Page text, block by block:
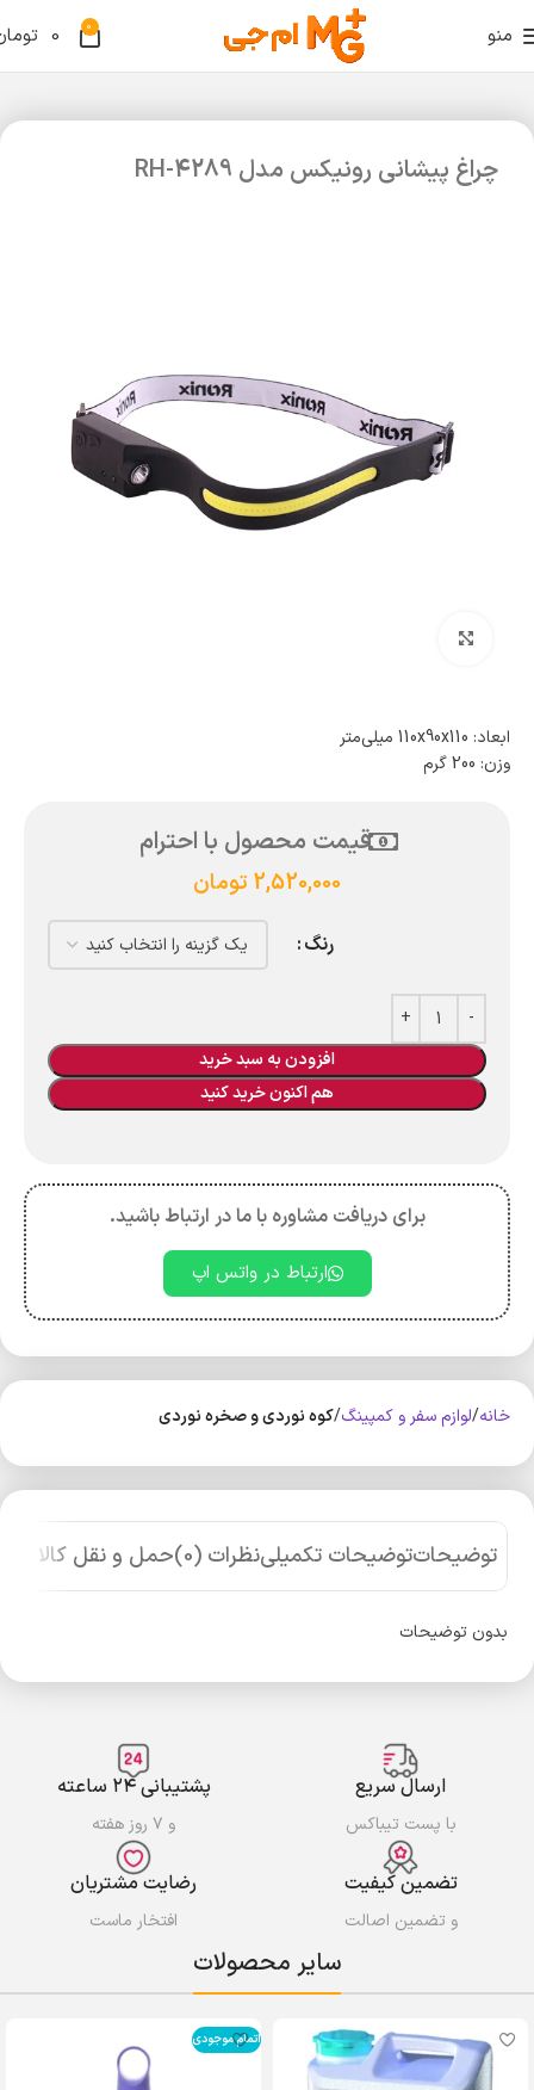
منو 0
0
چراغ پیشانی رونیکس مدل RH-4289
ابعاد: 110x90x110 میلی‌متر
وزن: 200 گرم
قیمت محصول با احترام
2,520,000 تومان
رنگ
افزودن به سبد خرید
هم اکنون خرید کنید
برای دریافت مشاوره با ما در ارتباط باشید.
ارتباط در واتس اپ
خانه لوازم سفر و کمپینگ کوه‌ نوردی و صخره نوردی
توضیحاتتوضیحات تکمیلینظرات (0) حمل و نقل کالا
بدون توضیحات
ارسال سریع
با پست تیباکس
پشتیبانی ۲۴ ساعته
و ۷ روز هفته
تضمین کیفیت
و تضمین اصالت
رضایت مشتریان
افتخار ماست
سایر محصولات
اتمام موجودی